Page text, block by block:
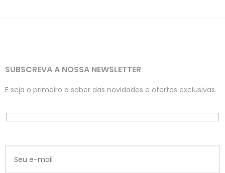
SUBSCREVA A NOSSA NEWSLETTER
E seja o primeiro a saber das novidades e ofertas exclusivas.